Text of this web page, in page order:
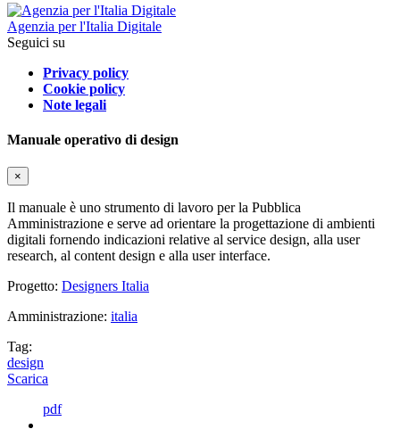
Agenzia per l'Italia Digitale
Seguici su
Privacy policy
Cookie policy
Note legali
Manuale operativo di design
×
Il manuale è uno strumento di lavoro per la Pubblica
Amministrazione e serve ad orientare la progettazione di ambienti
digitali fornendo indicazioni relative al service design, alla user
research, al content design e alla user interface.
Progetto: Designers Italia
Amministrazione: italia
Tag:
design
Scarica
pdf